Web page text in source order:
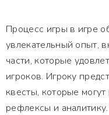
Процесс игры в игре
увлекательный опыт,
части, которые
игроков. Игроку
квесты, которые
рефлексы и